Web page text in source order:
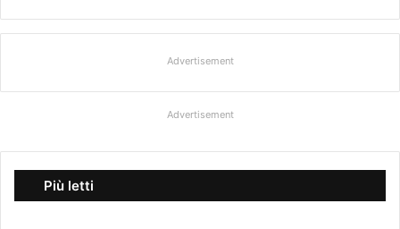
Advertisement
Advertisement
Più letti